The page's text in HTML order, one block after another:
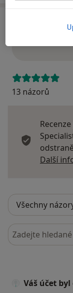
13 názorů
Další
Hledejte v
Váš účet